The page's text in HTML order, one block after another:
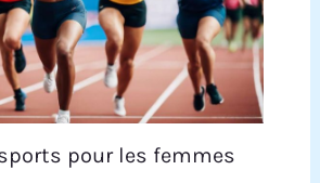
pour les femmes